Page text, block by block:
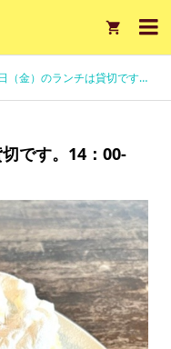

のランチは貸切です。14：00-18：00のカフェ営業
です。14：00-